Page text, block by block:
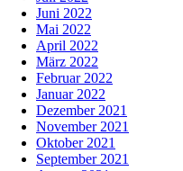
Juni 2022
Mai 2022
April 2022
März 2022
Februar 2022
Januar 2022
Dezember 2021
November 2021
Oktober 2021
September 2021